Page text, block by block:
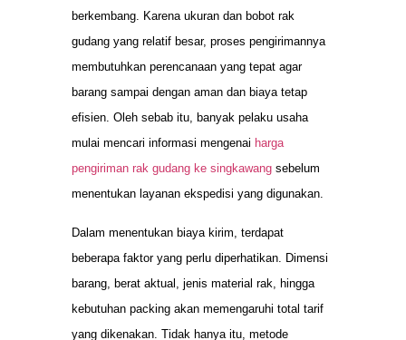
berkembang. Karena ukuran dan bobot rak
gudang yang relatif besar, proses pengirimannya
membutuhkan perencanaan yang tepat agar
barang sampai dengan aman dan biaya tetap
efisien. Oleh sebab itu, banyak pelaku usaha
mulai mencari informasi mengenai harga
pengiriman rak gudang ke singkawang sebelum
menentukan layanan ekspedisi yang digunakan.
Dalam menentukan biaya kirim, terdapat
beberapa faktor yang perlu diperhatikan. Dimensi
barang, berat aktual, jenis material rak, hingga
kebutuhan packing akan memengaruhi total tarif
yang dikenakan. Tidak hanya itu, metode